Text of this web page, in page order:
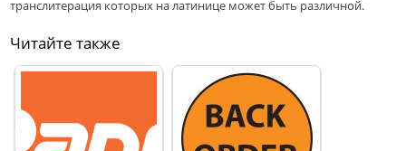
транслитерация которых на латинице может быть различной.
Читайте также